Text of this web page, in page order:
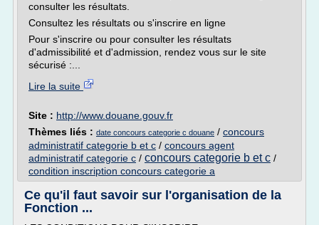
consulter les résultats.
Consultez les résultats ou s'inscrire en ligne
Pour s'inscrire ou pour consulter les résultats
d'admissibilité et d'admission, rendez vous sur le site
sécurisé :...
Lire la suite
Site : http://www.douane.gouv.fr
Thèmes liés : date concours categorie c douane / concours
administratif categorie b et c / concours agent
administratif categorie c / concours categorie b et c /
condition inscription concours categorie a
Ce qu'il faut savoir sur l'organisation de la
Fonction ...